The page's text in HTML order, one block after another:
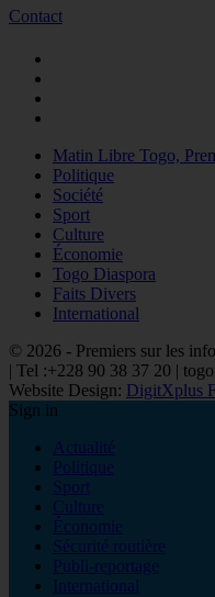
Contact
Matin Libre Togo,
Politique
Société
Sport
Culture
Économie
Togo Diaspora
Faits Divers
International
© 2026 - Premiers sur les
| Tel :+228 90 38 37 20 |
Website Design: DigitXplus
Sign in
Actualité
Politique
Sport
Culture
Économie
Sécurité routière
Publi-reportage
International